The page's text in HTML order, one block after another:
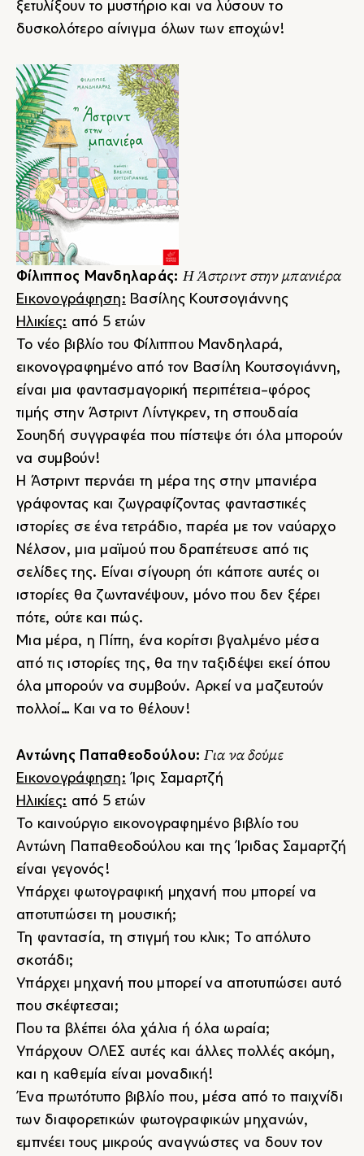
ξετυλίξουν το μυστήριο και να λύσουν το
δυσκολότερο αίνιγμα όλων των εποχών!
Φίλιππος Μανδηλαράς: Η Άστριντ στην μπανιέρα
Εικονογράφηση: Βασίλης Κουτσογιάννης
Ηλικίες: από 5 ετών
Το νέο βιβλίο του Φίλιππου Μανδηλαρά,
εικονογραφημένο από τον Βασίλη Κουτσογιάννη,
είναι μια φαντασμαγορική περιπέτεια-φόρος
τιμής στην Άστριντ Λίντγκρεν, τη σπουδαία
Σουηδή συγγραφέα που πίστεψε ότι όλα μπορούν
να συμβούν!
Η Άστριντ περνάει τη μέρα της στην μπανιέρα
γράφοντας και ζωγραφίζοντας φανταστικές
ιστορίες σε ένα τετράδιο, παρέα με τον ναύαρχο
Νέλσον, μια μαϊμού που δραπέτευσε από τις
σελίδες της. Είναι σίγουρη ότι κάποτε αυτές οι
ιστορίες θα ζωντανέψουν, μόνο που δεν ξέρει
πότε, ούτε και πώς.
Μια μέρα, η Πίπη, ένα κορίτσι βγαλμένο μέσα
από τις ιστορίες της, θα την ταξιδέψει εκεί όπου
όλα μπορούν να συμβούν. Αρκεί να μαζευτούν
πολλοί… Και να το θέλουν!
Αντώνης Παπαθεοδούλου: Για να δούμε
Εικονογράφηση: Ίρις Σαμαρτζή
Ηλικίες: από 5 ετών
Το καινούργιο εικονογραφημένο βιβλίο του
Αντώνη Παπαθεοδούλου και της Ίριδας Σαμαρτζή
είναι γεγονός!
Υπάρχει φωτογραφική μηχανή που μπορεί να
αποτυπώσει τη μουσική;
Τη φαντασία, τη στιγμή του κλικ; Το απόλυτο
σκοτάδι;
Υπάρχει μηχανή που μπορεί να αποτυπώσει αυτό
που σκέφτεσαι;
Που τα βλέπει όλα χάλια ή όλα ωραία;
Υπάρχουν ΟΛΕΣ αυτές και άλλες πολλές ακόμη,
και η καθεμία είναι μοναδική!
Ένα πρωτότυπο βιβλίο που, μέσα από το παιχνίδι
των διαφορετικών φωτογραφικών μηχανών,
εμπνέει τους μικρούς αναγνώστες να δουν τον